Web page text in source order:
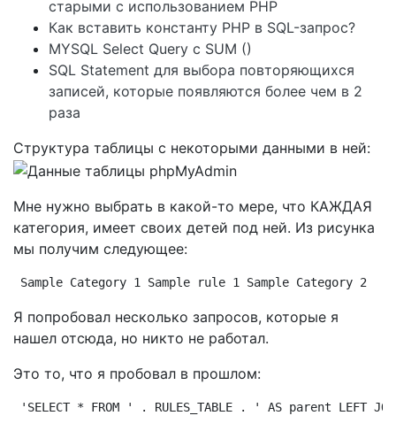
старыми с использованием PHP
Как вставить константу PHP в SQL-запрос?
MYSQL Select Query с SUM ()
SQL Statement для выбора повторяющихся
записей, которые появляются более чем в 2
раза
Структура таблицы с некоторыми данными в ней:
Мне нужно выбрать в какой-то мере, что КАЖДАЯ
категория, имеет своих детей под ней. Из рисунка
мы получим следующее:
Sample Category 1 Sample rule 1 Sample Category 2
Я попробовал несколько запросов, которые я
нашел отсюда, но никто не работал.
Это то, что я пробовал в прошлом:
'SELECT * FROM ' . RULES_TABLE . ' AS parent